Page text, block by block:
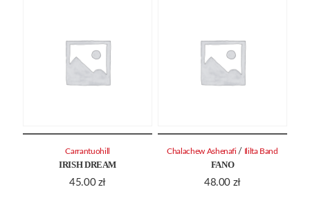
IRISH DREAM
45.00 zł
Carrantuohill
FANO
48.00 zł
Chalachew Ashenafi / Ililta Band